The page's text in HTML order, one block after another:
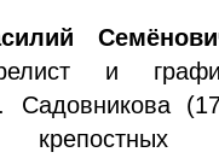
и
Садовникова